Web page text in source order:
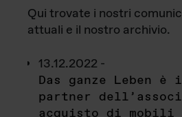
Qui trovate i nostri
attuali e il nostro archivio.
13.12.2022 -
Das ganze Leben è
partner
acquisto di mobili